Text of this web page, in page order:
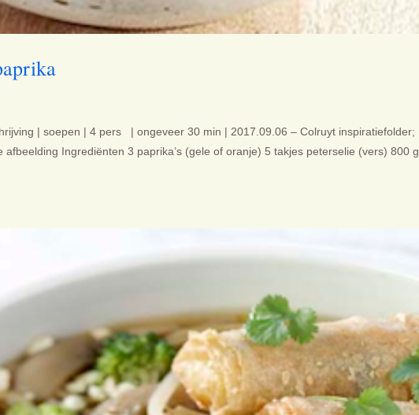
| soepen | 4 pers | ongeveer 30 min | 2017.09.06 – Colruyt inspiratiefolder;
Ingrediënten 3 paprika’s (gele of oranje) 5 takjes peterselie (vers) 800 g